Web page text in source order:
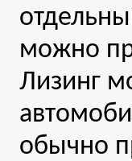
можно
Лизинг
обычно